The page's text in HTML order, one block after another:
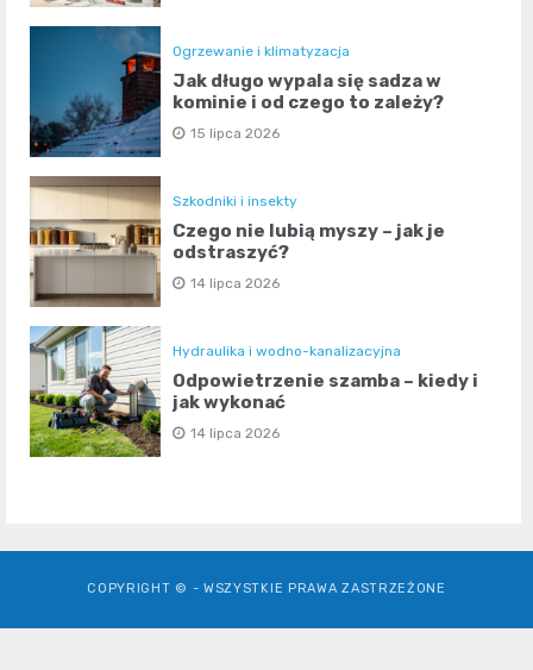
Ogrzewanie i klimatyzacja
Jak długo wypala się sadza w
kominie i od czego to zależy?
15 lipca 2026
Szkodniki i insekty
Czego nie lubią myszy – jak je
odstraszyć?
14 lipca 2026
Hydraulika i wodno-kanalizacyjna
Odpowietrzenie szamba – kiedy i
jak wykonać
14 lipca 2026
COPYRIGHT © - WSZYSTKIE PRAWA ZASTRZEŻONE